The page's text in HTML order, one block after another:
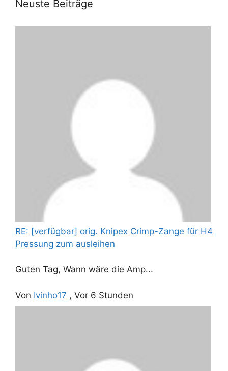
Neuste Beiträge
RE: [verfügbar] orig. Knipex Crimp-Zange für H4
Pressung zum ausleihen
Guten Tag, Wann wäre die Amp...
Von Ivinho17 , Vor 6 Stunden